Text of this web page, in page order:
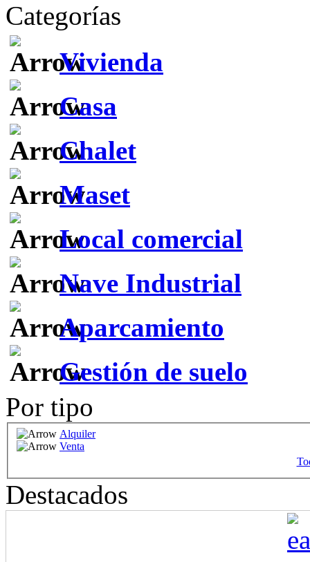
Categorías
Vivienda
Casa
Chalet
Maset
Local comercial
Nave Industrial
Aparcamiento
Gestión de suelo
Por tipo
Alquiler
Venta
Destacados